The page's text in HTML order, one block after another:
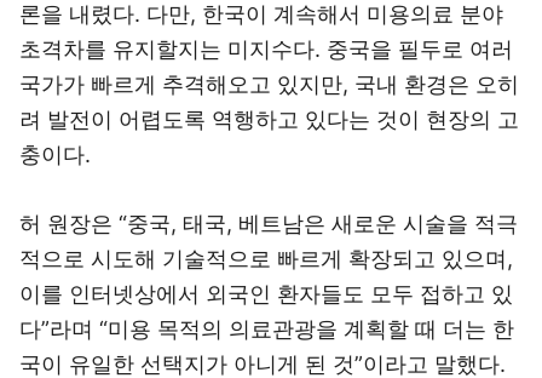
론을 내렸다. 다만, 한국이 계속해서 미용의료 분야
초격차를 유지할지는 미지수다. 중국을 필두로 여러
국가가 빠르게 추격해오고 있지만, 국내 환경은 오히
려 발전이 어렵도록 역행하고 있다는 것이 현장의 고
충이다.
허 원장은 “중국, 태국, 베트남은 새로운 시술을 적극
적으로 시도해 기술적으로 빠르게 확장되고 있으며,
이를 인터넷상에서 외국인 환자들도 모두 접하고 있
다”라며 “미용 목적의 의료관광을 계획할 때 더는 한
국이 유일한 선택지가 아니게 된 것”이라고 말했다.